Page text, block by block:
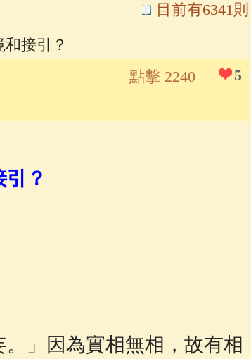
字大明咒(81) 大悲咒(72)
App
目前有6341則
接引？
5
點擊 2240
？
」因為實相無相，故有相